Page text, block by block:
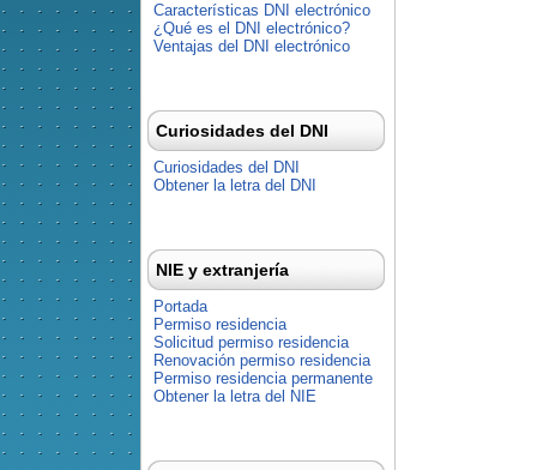
Características DNI electrónico
¿Qué es el DNI electrónico?
Ventajas del DNI electrónico
Curiosidades del DNI
Curiosidades del DNI
Obtener la letra del DNI
NIE y extranjería
Portada
Permiso residencia
Solicitud permiso residencia
Renovación permiso residencia
Permiso residencia permanente
Obtener la letra del NIE